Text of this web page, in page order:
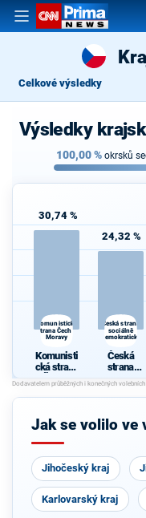
Celkové výsledky
Výsledky
100,00% okrsků
30,74 %
Komunistická
strana Čech a
Moravy
Komunisti
cká strana
Čech a
Moravy
24,32 %
Česká strana
sociálně
demokratická
Česká
strana
sociálně
demokrati
cká
Jak se volilo ve
Jihočeský kraj
Karlovarský kraj